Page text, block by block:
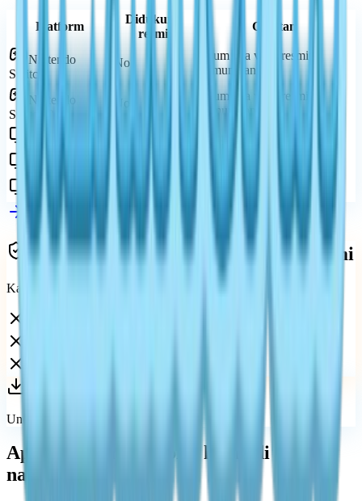
Platform
Didukung
resmi
Catatan
Nintendo
Switch
No
Belum ada versi resmi
diumumkan
Nintendo
Switch 2
No
Belum ada versi resmi
diumumkan
Lihat semua platform
Hindari klaim Switch yang tidak resmi
Karena belum ada versi Switch, hindari:
Unduh hanya dari toko resmi.
Apakah Heartopia bisa hadir di Switch
nanti?